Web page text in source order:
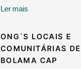
Ler mais
ONG´S LOCAIS E
COMUNITÁRIAS
BOLAMA CAP